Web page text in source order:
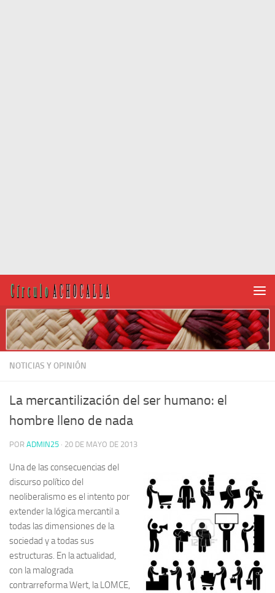
NOTICIAS Y OPINIÓN
La mercantilización del ser humano: el
hombre lleno de nada
POR ADMIN25 · 20 DE MAYO DE 2013
Una de las consecuencias del
discurso político del
neoliberalismo es el intento por
extender la lógica mercantil a
todas las dimensiones de la
sociedad y a todas sus
estructuras. En la actualidad,
con la malograda
contrarreforma Wert, la LOMCE,